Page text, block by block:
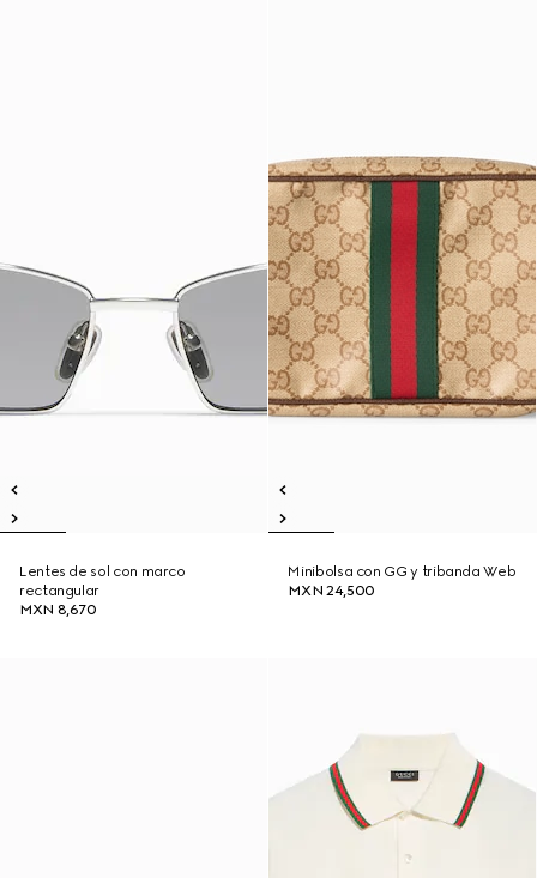
Lentes de sol con marco
rectangular
MXN 8,670
Minibolsa con GG y tribanda Web
MXN 24,500